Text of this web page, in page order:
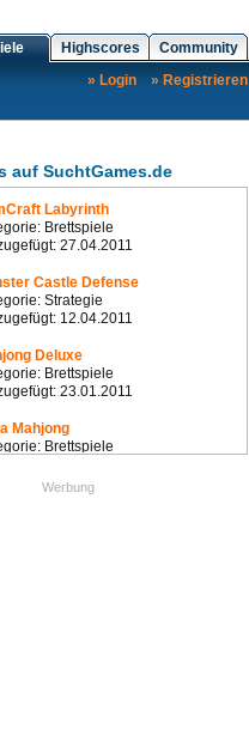
Highscores
Community
» Login
» Registrieren
auf SuchtGames.de
Labyrinth
Brettspiele
27.04.2011
Castle Defense
Strategie
12.04.2011
Deluxe
Brettspiele
23.01.2011
Mahjong
Brettspiele
Werbung